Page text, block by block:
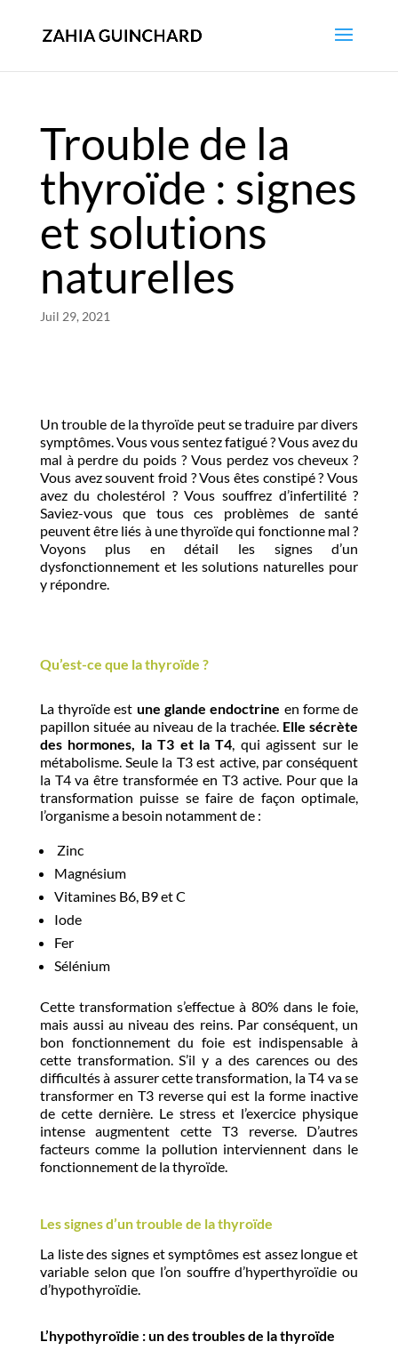
Trouble de la
thyroïde : signes
et solutions
naturelles
Juil 29, 2021
Un trouble de la thyroïde peut se traduire par divers
symptômes. Vous vous sentez fatigué ? Vous avez du
mal à perdre du poids ? Vous perdez vos cheveux ?
Vous avez souvent froid ? Vous êtes constipé ? Vous
avez du cholestérol ? Vous souffrez d’infertilité ?
Saviez-vous que tous ces problèmes de santé
peuvent être liés à une thyroïde qui fonctionne mal ?
Voyons plus en détail les signes d’un
dysfonctionnement et les solutions naturelles pour
y répondre.
Qu’est-ce que la thyroïde ?
La thyroïde est une glande endoctrine en forme de
papillon située au niveau de la trachée. Elle sécrète
des hormones, la T3 et la T4, qui agissent sur le
métabolisme. Seule la T3 est active, par conséquent
la T4 va être transformée en T3 active. Pour que la
transformation puisse se faire de façon optimale,
l’organisme a besoin notamment de :
Zinc
Magnésium
Vitamines B6, B9 et C
Iode
Fer
Sélénium
Cette transformation s’effectue à 80% dans le foie,
mais aussi au niveau des reins. Par conséquent, un
bon fonctionnement du foie est indispensable à
cette transformation. S’il y a des carences ou des
difficultés à assurer cette transformation, la T4 va se
transformer en T3 reverse qui est la forme inactive
de cette dernière. Le stress et l’exercice physique
intense augmentent cette T3 reverse. D’autres
facteurs comme la pollution interviennent dans le
fonctionnement de la thyroïde.
Les signes d’un trouble de la thyroïde
La liste des signes et symptômes est assez longue et
variable selon que l’on souffre d’hyperthyroïdie ou
d’hypothyroïdie.
L’hypothyroïdie : un des troubles de la thyroïde